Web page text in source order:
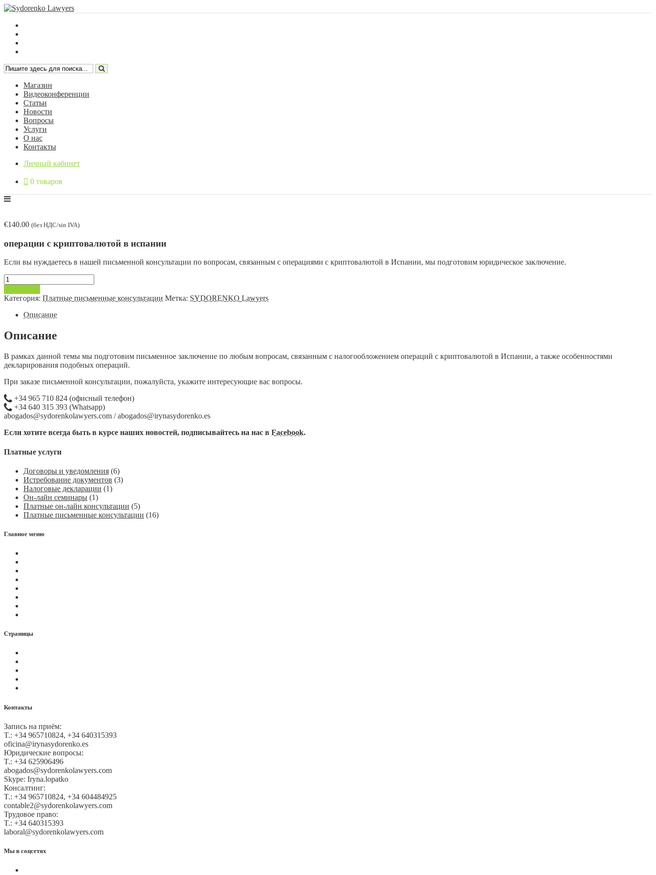
Магазин
Видеоконференции
Статьи
Новости
Вопросы
Услуги
О нас
Контакты
Личный кабинет
0 товаров
€140.00 (без НДС/sin IVA)
операции с криптовалютой в испании
Если вы нуждаетесь в нашей письменной консультации по вопросам, связанным с операциями с криптовалютой в Испании, мы подготовим юридическое заключение.
Количество
товара
Операции
криптовалютой
Испании
Категория: Платные письменные консультации Метка: SYDORENKO Lawyers
Описание
Описание
В рамках данной темы мы подготовим письменное заключение по любым вопросам, связанным с налогообложением операций с криптовалютой в Испании, а также особенностями
декларирования подобных операций.
При заказе письменной консультации, пожалуйста, укажите интересующие вас вопросы.
+34 965 710 824 (офисный телефон)
+34 640 315 393 (Whatsapp)
abogados@sydorenkolawyers.com / abogados@irynasydorenko.es
Если хотите всегда быть в курсе наших новостей, подписывайтесь на нас в Facebook.
Платные услуги
Договоры и уведомления (6)
Истребование документов (3)
Налоговые декларации (1)
Он-лайн семинары (1)
Платные он-лайн консультации (5)
Платные письменные консультации (16)
Главное меню
Страницы
Контакты
Запись на приём:
T.: +34 965710824, +34 640315393
oficina@irynasydorenko.es
Юридические вопросы:
T.: +34 625906496
abogados@sydorenkolawyers.com
Skype: Iryna.lopatko
Консалтинг:
T.: +34 965710824, +34 604484925
contable2@sydorenkolawyers.com
Трудовое право:
T.: +34 640315393
laboral@sydorenkolawyers.com
Мы в соцсетях